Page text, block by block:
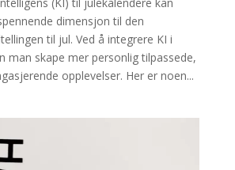
dimensjon til den
til jul. Ved å integrere KI i
man skape mer personlig tilpassede,
opplevelser. Her er noen...